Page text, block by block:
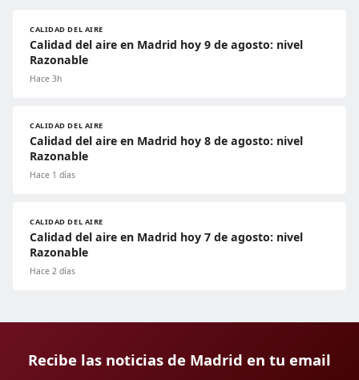
CALIDAD DEL AIRE
Calidad del aire en Madrid hoy 9 de agosto: nivel
Razonable
Hace 3h
CALIDAD DEL AIRE
Calidad del aire en Madrid hoy 8 de agosto: nivel
Razonable
Hace 1 días
CALIDAD DEL AIRE
Calidad del aire en Madrid hoy 7 de agosto: nivel
Razonable
Hace 2 días
Recibe las noticias de Madrid en tu email